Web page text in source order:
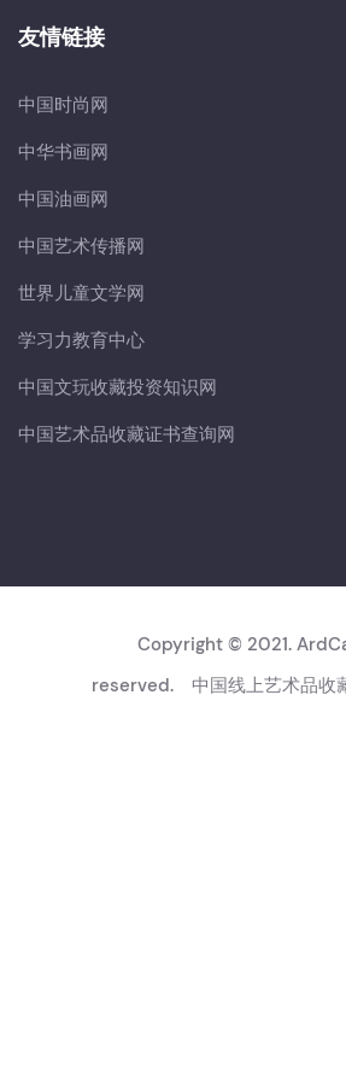
友情链接
中国时尚网
中华书画网
中国油画网
中国艺术传播网
世界儿童文学网
学习力教育中心
中国文玩收藏投资知识网
中国艺术品收藏证书查询网
Copyright © 2021.
reserved. 中国线上艺术品收